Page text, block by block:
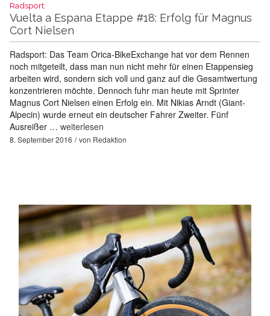
Radsport:
Vuelta a Espana Etappe #18: Erfolg für Magnus
Cort Nielsen
Radsport: Das Team Orica-BikeExchange hat vor dem Rennen
noch mitgeteilt, dass man nun nicht mehr für einen Etappensieg
arbeiten wird, sondern sich voll und ganz auf die Gesamtwertung
konzentrieren möchte. Dennoch fuhr man heute mit Sprinter
Magnus Cort Nielsen einen Erfolg ein. Mit Nikias Arndt (Giant-
Alpecin) wurde erneut ein deutscher Fahrer Zweiter. Fünf
Ausreißer … weiterlesen
8. September 2016 von Redaktion